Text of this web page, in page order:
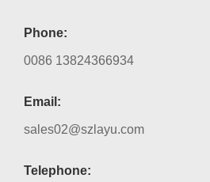
Phone:
0086 13824366934
Email:
sales02@szlayu.com
Telephone: